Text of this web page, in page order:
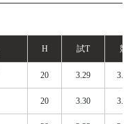
H 試T 競
20 3.29 3.343
20 3.30 3.372